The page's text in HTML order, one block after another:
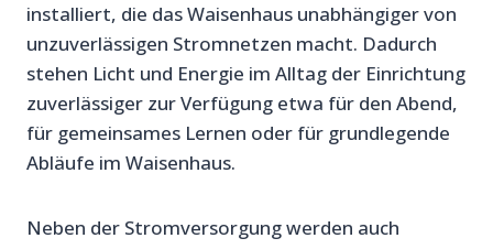
installiert, die das Waisenhaus unabhängiger von
unzuverlässigen Stromnetzen macht. Dadurch
stehen Licht und Energie im Alltag der Einrichtung
zuverlässiger zur Verfügung etwa für den Abend,
für gemeinsames Lernen oder für grundlegende
Abläufe im Waisenhaus.
Neben der Stromversorgung werden auch